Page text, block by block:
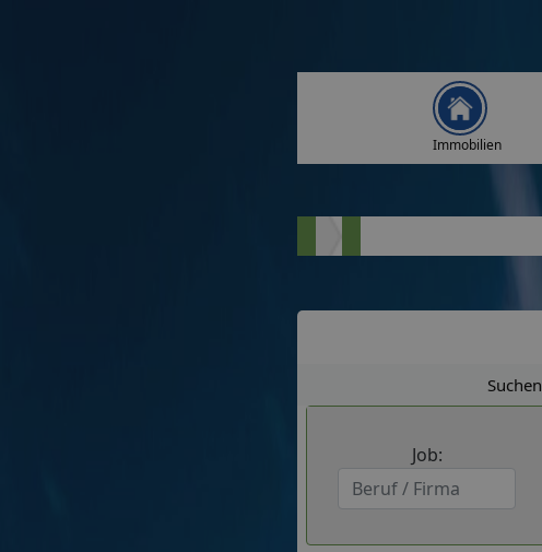
Immobilien
Suchen
Job: